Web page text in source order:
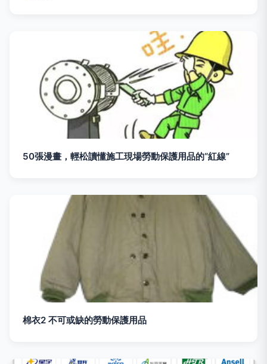
50張漫畫，輕松讀懂施工現場勞動保護用品的“紅線”
棉衣2 不可或缺的勞動保護用品